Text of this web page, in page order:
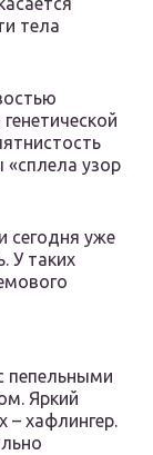
тела
«сплела узор
сегодня уже
У таких
пепельными
Яркий
– хафлингер.